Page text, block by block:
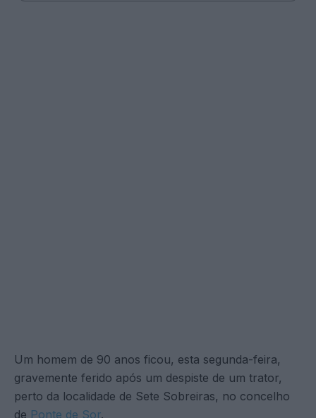
Um homem de 90 anos ficou, esta segunda-feira,
gravemente ferido após um despiste de um trator,
perto da localidade de Sete Sobreiras, no concelho
de Ponte de Sor.